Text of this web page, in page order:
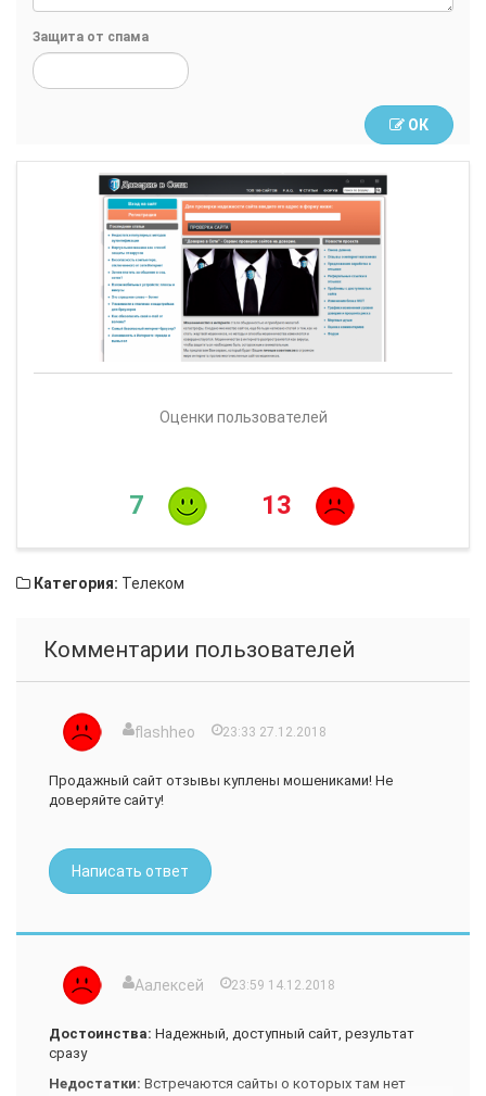
Защита от спама
ОК
Оценки пользователей
7 13
Категория: Телеком
Комментарии пользователей
flashheo 23:33 27.12.2018
Продажный сайт отзывы куплены мошениками! Не
доверяйте сайту!
Написать ответ
Аалексей 23:59 14.12.2018
Достоинства: Надежный, доступный сайт, результат
сразу
Недостатки: Встречаются сайты о которых там нет